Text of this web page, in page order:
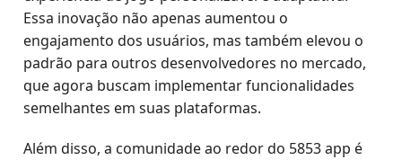
Essa inovação não apenas aumentou o
engajamento dos usuários, mas também elevou o
padrão para outros desenvolvedores no mercado,
que agora buscam implementar funcionalidades
semelhantes em suas plataformas.
Além disso, a comunidade ao redor do 5853 app é